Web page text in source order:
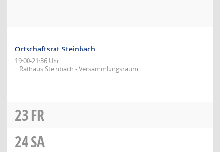
Ortschaftsrat Steinbach
19:00-21:36 Uhr
Rathaus Steinbach - Versammlungsraum
23FR
24SA